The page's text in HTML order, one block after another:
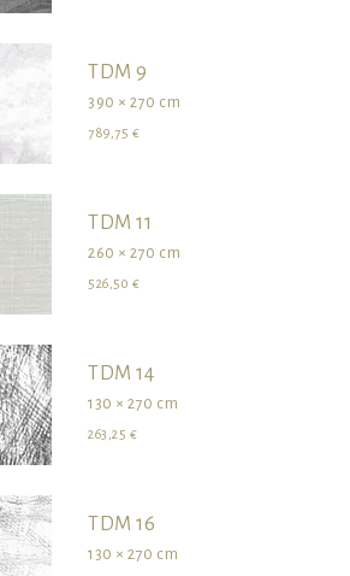
TDM 9
390 × 270 cm
789,75 €
TDM 11
260 × 270 cm
526,50 €
TDM 14
130 × 270 cm
263,25 €
TDM 16
130 × 270 cm